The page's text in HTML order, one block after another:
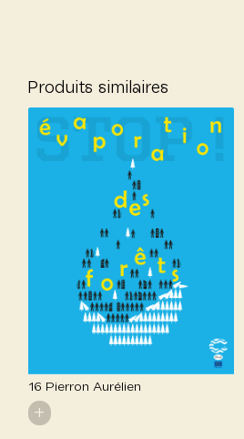
Produits similaires
16 Pierron Aurélien
+